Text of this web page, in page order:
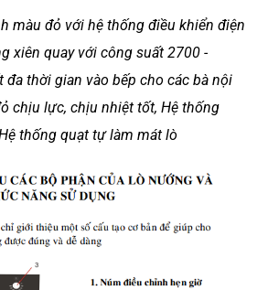
5
màu đỏ với hệ thống điều khiển điện
xiên quay với công suất 2700 -
đa thời gian vào bếp cho các bà nội
chịu lực, chịu nhiệt tốt, Hệ thống
thống quạt tự làm mát lò